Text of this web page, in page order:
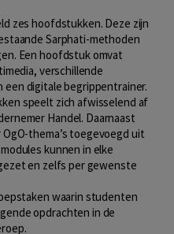
zes hoofdstukken. Deze zijn
Sarphati-methoden
Een hoofdstuk omvat
verschillende
digitale begrippentrainer.
speelt zich afwisselend af
Handel. Daarnaast
thema’s toegevoegd uit
kunnen in elke
en zelfs per gewenste
waarin studenten
opdrachten in de